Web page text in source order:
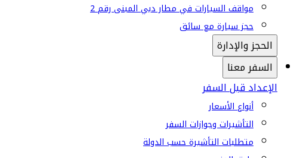
مواقف السيارات في مطار دبي المبنى رقم 2
حجز سيارة مع سائق
الحجز والإدارة
السفر معنا
الإعداد قبل السفر
أنواع الأسعار
التأشيرات وجوازات السفر
متطلبات التأشيرة حسب الدولة